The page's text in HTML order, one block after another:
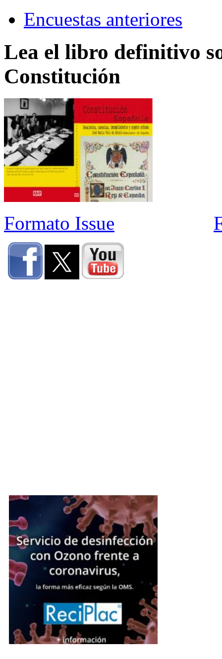
Encuestas anteriores
Lea el libro definitivo
Constitución
Formato Issue